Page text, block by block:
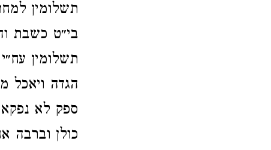
תשלומין
בי״ט כשבת
תשלומין
הגדה ויאכל
ספק לא
כולן וברבה